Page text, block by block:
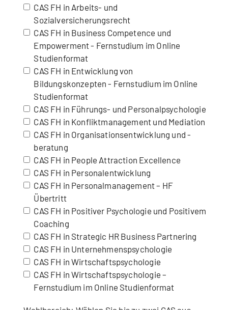
CAS FH in Arbeits- und
Sozialversicherungsrecht
CAS FH in Business Competence und
Empowerment - Fernstudium im Online
Studienformat
CAS FH in Entwicklung von
Bildungskonzepten - Fernstudium im Online
Studienformat
CAS FH in Führungs- und Personalpsychologie
CAS FH in Konfliktmanagement und Mediation
CAS FH in Organisationsentwicklung und -
beratung
CAS FH in People Attraction Excellence
CAS FH in Personalentwicklung
CAS FH in Personalmanagement – HF
Übertritt
CAS FH in Positiver Psychologie und Positivem
Coaching
CAS FH in Strategic HR Business Partnering
CAS FH in Unternehmenspsychologie
CAS FH in Wirtschaftspsychologie
CAS FH in Wirtschaftspsychologie –
Fernstudium im Online Studienformat